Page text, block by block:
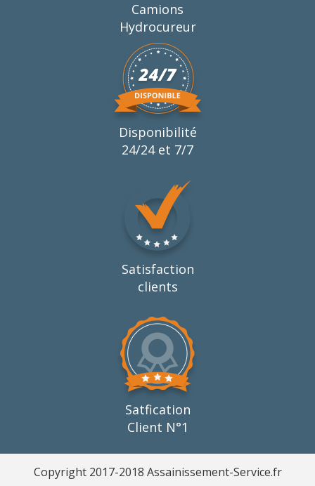
Camions
Hydrocureur
Disponibilité
24/24 et 7/7
Satisfaction
clients
Satfication
Client N°1
Copyright 2017-2018 Assainissement-Service.fr